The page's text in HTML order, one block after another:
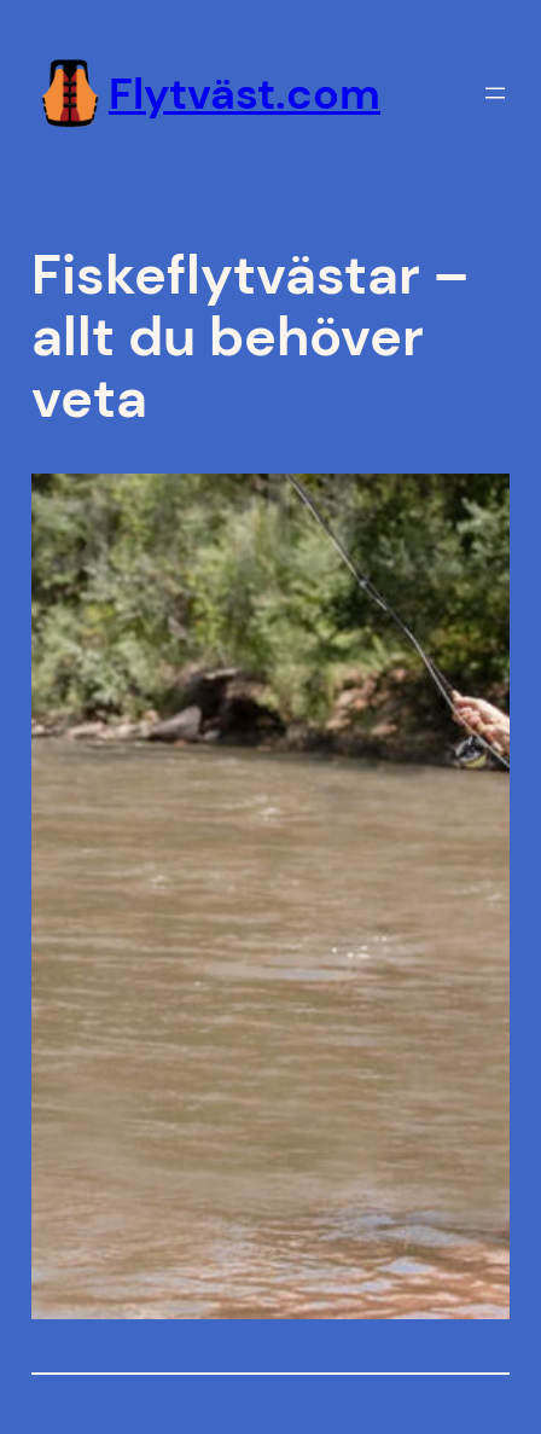
innehåll
Flytväst.com
Fiskeflytvästar –
allt du behöver
veta